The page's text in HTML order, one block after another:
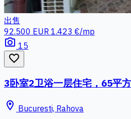
出售
92.500 EUR 1.423 €/mp
photo_camera 15
favorite_border
3卧室2卫浴一层住宅，65平
location_on Bucuresti, Rahova